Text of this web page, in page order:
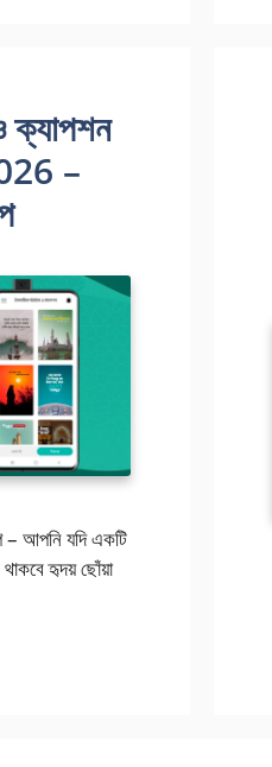
ক্যাপশন
–
– আপনি যদি একটি
হৃদয় ছোঁয়া